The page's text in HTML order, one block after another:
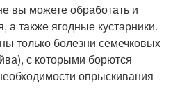
вы можете обработать и
а также ягодные кустарники.
только болезни семечковых
с которыми борются
опрыскивания